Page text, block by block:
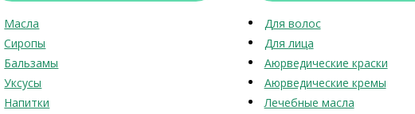
Масла
Сиропы
Бальзамы
Уксусы
Напитки
Для волос
Для лица
Аюрведические краски
Аюрведические кремы
Лечебные масла